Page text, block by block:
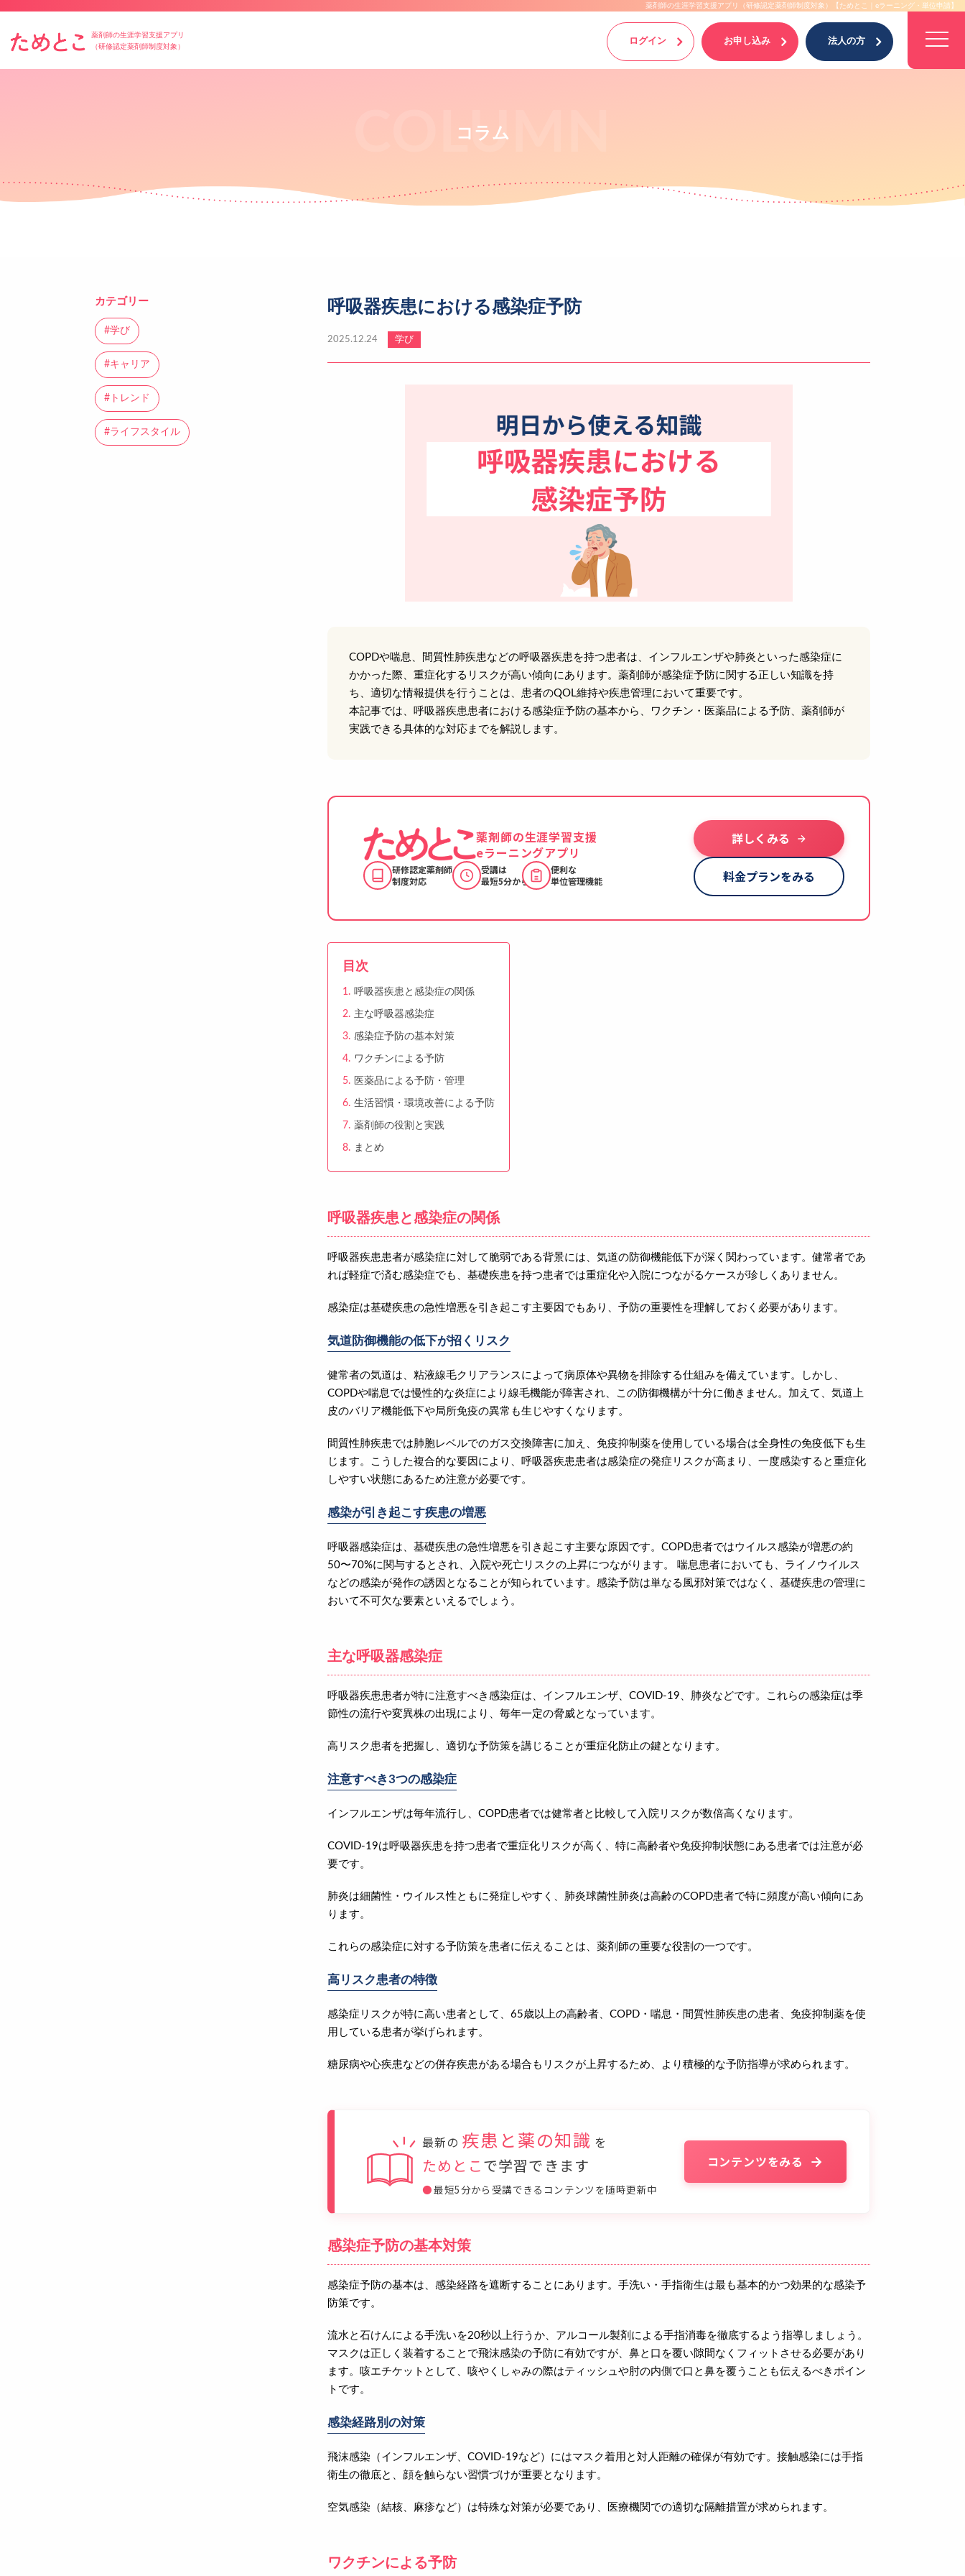
薬剤師の生涯学習支援アプリ（研修認定薬剤師制度対象）【ためとこ｜eラーニング・単位申請】
薬剤師の生涯学習支援アプリ
（研修認定薬剤師制度対象）
ログイン お申し込み 法人の方
コラム
カテゴリー
#学び
#キャリア
#トレンド
#ライフスタイル
呼吸器疾患における感染症予防
2025.12.24 学び
COPDや喘息、間質性肺疾患などの呼吸器疾患を持つ患者は、インフルエンザや肺炎といった感染症に
かかった際、重症化するリスクが高い傾向にあります。薬剤師が感染症予防に関する正しい知識を持
ち、適切な情報提供を行うことは、患者のQOL維持や疾患管理において重要です。
本記事では、呼吸器疾患患者における感染症予防の基本から、ワクチン・医薬品による予防、薬剤師が
実践できる具体的な対応までを解説します。
薬剤師の生涯学習支援
eラーニングアプリ
研修認定薬剤師
制度対応
受講は
最短5分から
便利な
単位管理機能
詳しくみる
料金プランをみる
目次
呼吸器疾患と感染症の関係
主な呼吸器感染症
感染症予防の基本対策
ワクチンによる予防
医薬品による予防・管理
生活習慣・環境改善による予防
薬剤師の役割と実践
まとめ
呼吸器疾患と感染症の関係
呼吸器疾患患者が感染症に対して脆弱である背景には、気道の防御機能低下が深く関わっています。健常者であ
れば軽症で済む感染症でも、基礎疾患を持つ患者では重症化や入院につながるケースが珍しくありません。
感染症は基礎疾患の急性増悪を引き起こす主要因でもあり、予防の重要性を理解しておく必要があります。
気道防御機能の低下が招くリスク
健常者の気道は、粘液線毛クリアランスによって病原体や異物を排除する仕組みを備えています。しかし、
COPDや喘息では慢性的な炎症により線毛機能が障害され、この防御機構が十分に働きません。加えて、気道上
皮のバリア機能低下や局所免疫の異常も生じやすくなります。
間質性肺疾患では肺胞レベルでのガス交換障害に加え、免疫抑制薬を使用している場合は全身性の免疫低下も生
じます。こうした複合的な要因により、呼吸器疾患患者は感染症の発症リスクが高まり、一度感染すると重症化
しやすい状態にあるため注意が必要です。
感染が引き起こす疾患の増悪
呼吸器感染症は、基礎疾患の急性増悪を引き起こす主要な原因です。COPD患者ではウイルス感染が増悪の約
50〜70%に関与するとされ、入院や死亡リスクの上昇につながります。 喘息患者においても、ライノウイルス
などの感染が発作の誘因となることが知られています。感染予防は単なる風邪対策ではなく、基礎疾患の管理に
おいて不可欠な要素といえるでしょう。
主な呼吸器感染症
呼吸器疾患患者が特に注意すべき感染症は、インフルエンザ、COVID-19、肺炎などです。これらの感染症は季
節性の流行や変異株の出現により、毎年一定の脅威となっています。
高リスク患者を把握し、適切な予防策を講じることが重症化防止の鍵となります。
注意すべき3つの感染症
インフルエンザは毎年流行し、COPD患者では健常者と比較して入院リスクが数倍高くなります。
COVID-19は呼吸器疾患を持つ患者で重症化リスクが高く、特に高齢者や免疫抑制状態にある患者では注意が必
要です。
肺炎は細菌性・ウイルス性ともに発症しやすく、肺炎球菌性肺炎は高齢のCOPD患者で特に頻度が高い傾向にあ
ります。
これらの感染症に対する予防策を患者に伝えることは、薬剤師の重要な役割の一つです。
高リスク患者の特徴
感染症リスクが特に高い患者として、65歳以上の高齢者、COPD・喘息・間質性肺疾患の患者、免疫抑制薬を使
用している患者が挙げられます。
糖尿病や心疾患などの併存疾患がある場合もリスクが上昇するため、より積極的な予防指導が求められます。
最新の 疾患と薬の知識 を
ためとこで学習できます
●最短5分から受講できるコンテンツを随時更新中
コンテンツをみる
感染症予防の基本対策
感染症予防の基本は、感染経路を遮断することにあります。手洗い・手指衛生は最も基本的かつ効果的な感染予
防策です。
流水と石けんによる手洗いを20秒以上行うか、アルコール製剤による手指消毒を徹底するよう指導しましょう。
マスクは正しく装着することで飛沫感染の予防に有効ですが、鼻と口を覆い隙間なくフィットさせる必要があり
ます。咳エチケットとして、咳やくしゃみの際はティッシュや肘の内側で口と鼻を覆うことも伝えるべきポイン
トです。
感染経路別の対策
飛沫感染（インフルエンザ、COVID-19など）にはマスク着用と対人距離の確保が有効です。接触感染には手指
衛生の徹底と、顔を触らない習慣づけが重要となります。
空気感染（結核、麻疹など）は特殊な対策が必要であり、医療機関での適切な隔離措置が求められます。
ワクチンによる予防